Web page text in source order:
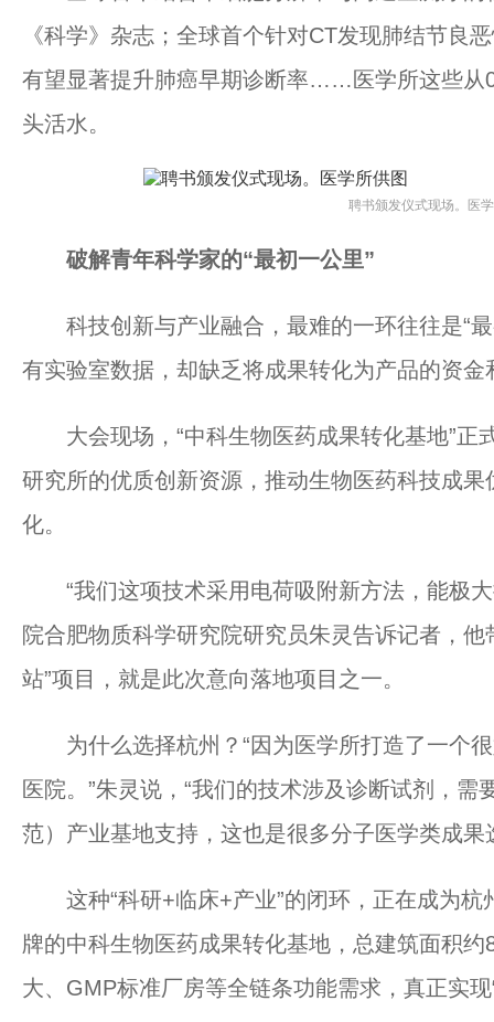
《科学》杂志；全球首个针对CT发现肺结节良
有望显著提升肺癌早期诊断率……医学所这些从
头活水。
聘书颁发仪式现场。医
破解青年科学家的“最初一公里”
科技创新与产业融合，最难的一环往往是“最
有实验室数据，却缺乏将成果转化为产品的资金
大会现场，“中科生物医药成果转化基地”正
研究所的优质创新资源，推动生物医药科技成
化。
“我们这项技术采用电荷吸附新方法，能极大
院合肥物质科学研究院研究员朱灵告诉记者，
站”项目，就是此次意向落地项目之一。
为什么选择杭州？“因为医学所打造了一个
医院。”朱灵说，“我们的技术涉及诊断试剂，
范）产业基地支持，这也是很多分子医学类成果
这种“科研+临床+产业”的闭环，正在成为杭
牌的中科生物医药成果转化基地，总建筑面积
大、GMP标准厂房等全链条功能需求，真正实